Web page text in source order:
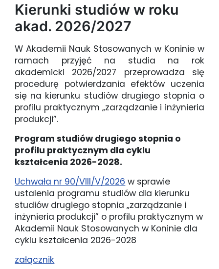
Kierunki studiów w roku
akad. 2026/2027
W Akademii Nauk Stosowanych w Koninie w
ramach przyjęć na studia na rok
akademicki 2026/2027 przeprowadza się
procedurę potwierdzania efektów uczenia
się na kierunku studiów drugiego stopnia o
profilu praktycznym „zarządzanie i inżynieria
produkcji”.
Program studiów drugiego stopnia o
profilu praktycznym dla cyklu
kształcenia 2026-2028.
Uchwała nr 90/VIII/V/2026 w sprawie
ustalenia programu studiów dla kierunku
studiów drugiego stopnia „zarządzanie i
inżynieria produkcji” o profilu praktycznym w
Akademii Nauk Stosowanych w Koninie dla
cyklu kształcenia 2026-2028
załącznik